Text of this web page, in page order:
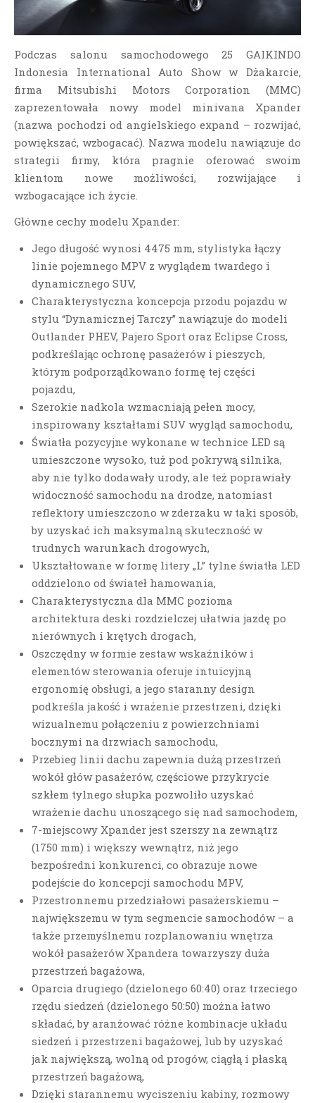
Podczas salonu samochodowego 25 GAIKINDO
Indonesia International Auto Show w Dżakarcie,
firma Mitsubishi Motors Corporation (MMC)
zaprezentowała nowy model minivana Xpander
(nazwa pochodzi od angielskiego expand – rozwijać,
powiększać, wzbogacać). Nazwa modelu nawiązuje do
strategii firmy, która pragnie oferować swoim
klientom nowe możliwości, rozwijające i
wzbogacające ich życie.
Główne cechy modelu Xpander:
Jego długość wynosi 4475 mm, stylistyka łączy
linie pojemnego MPV z wyglądem twardego i
dynamicznego SUV,
Charakterystyczna koncepcja przodu pojazdu w
stylu “Dynamicznej Tarczy” nawiązuje do modeli
Outlander PHEV, Pajero Sport oraz Eclipse Cross,
podkreślając ochronę pasażerów i pieszych,
którym podporządkowano formę tej części
pojazdu,
Szerokie nadkola wzmacniają pełen mocy,
inspirowany kształtami SUV wygląd samochodu,
Światła pozycyjne wykonane w technice LED są
umieszczone wysoko, tuż pod pokrywą silnika,
aby nie tylko dodawały urody, ale też poprawiały
widoczność samochodu na drodze, natomiast
reflektory umieszczono w zderzaku w taki sposób,
by uzyskać ich maksymalną skuteczność w
trudnych warunkach drogowych,
Ukształtowane w formę litery „L” tylne światła LED
oddzielono od świateł hamowania,
Charakterystyczna dla MMC pozioma
architektura deski rozdzielczej ułatwia jazdę po
nierównych i krętych drogach,
Oszczędny w formie zestaw wskaźników i
elementów sterowania oferuje intuicyjną
ergonomię obsługi, a jego staranny design
podkreśla jakość i wrażenie przestrzeni, dzięki
wizualnemu połączeniu z powierzchniami
bocznymi na drzwiach samochodu,
Przebieg linii dachu zapewnia dużą przestrzeń
wokół głów pasażerów, częściowe przykrycie
szkłem tylnego słupka pozwoliło uzyskać
wrażenie dachu unoszącego się nad samochodem,
7-miejscowy Xpander jest szerszy na zewnątrz
(1750 mm) i większy wewnątrz, niż jego
bezpośredni konkurenci, co obrazuje nowe
podejście do koncepcji samochodu MPV,
Przestronnemu przedziałowi pasażerskiemu –
największemu w tym segmencie samochodów – a
także przemyślnemu rozplanowaniu wnętrza
wokół pasażerów Xpandera towarzyszy duża
przestrzeń bagażowa,
Oparcia drugiego (dzielonego 60:40) oraz trzeciego
rzędu siedzeń (dzielonego 50:50) można łatwo
składać, by aranżować różne kombinacje układu
siedzeń i przestrzeni bagażowej, lub by uzyskać
jak największą, wolną od progów, ciągłą i płaską
przestrzeń bagażową,
Dzięki starannemu wyciszeniu kabiny, rozmowy